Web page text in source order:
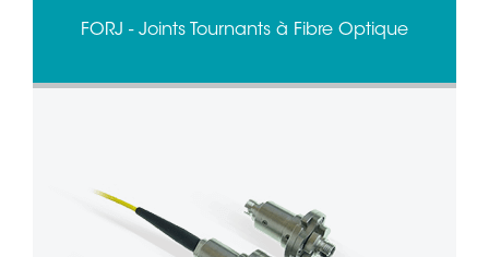
FORJ - Joints Tournants à Fibre Optique